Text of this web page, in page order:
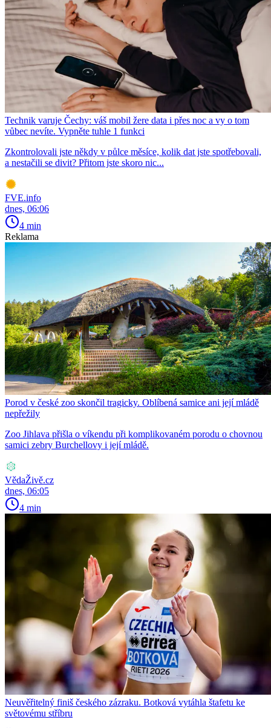
Technik varuje Čechy: váš mobil žere data i přes noc a vy o tom
vůbec nevíte. Vypněte tuhle 1 funkci
Zkontrolovali jste někdy v půlce měsíce, kolik dat jste spotřebovali,
a nestačili se divit? Přitom jste skoro nic...
FVE.info
dnes, 06:06
4 min
Reklama
Porod v české zoo skončil tragicky. Oblíbená samice ani její mládě
nepřežily
Zoo Jihlava přišla o víkendu při komplikovaném porodu o chovnou
samici zebry Burchellovy i její mládě.
VědaŽivě.cz
dnes, 06:05
4 min
Neuvěřitelný finiš českého zázraku. Botková vytáhla štafetu ke
světovému stříbru